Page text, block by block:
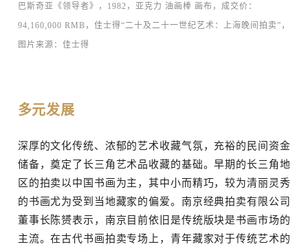
巴斯奇亚《领导者》，1982，亚克力 油画棒 画布，成交价：
94,160,000 RMB，佳士得“二十及二十一世纪艺术：上海晚间拍卖”，
图片来源：佳士得
多元发展
深厚的文化传统、浓郁的艺术收藏气氛，充裕的民间资金
储备，奠定了长三角艺术品收藏的基础。早期的长三角地
区的拍卖以中国书画为主，其中小而精巧，较为清丽灵秀
的书画尤为受到当地藏家的偏爱。南京经典拍卖有限公司
董事长陈赟表示，南京目前依旧是传统版块是书画市场的
主流。在古代书画拍卖专场上，青年藏家对于传统艺术的